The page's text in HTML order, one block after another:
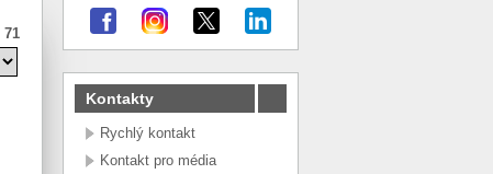
71
Kontakty
Rychlý kontakt
Kontakt pro média